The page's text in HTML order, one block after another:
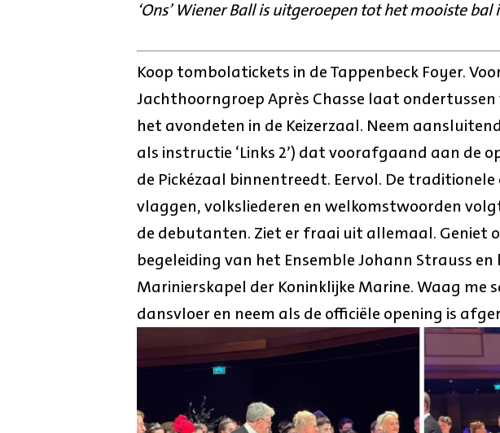
‘Ons’ Wiener Ball is uitgeroepen tot het mooiste
Koop tombolatickets in de Tappenbeck Foyer.
Jachthoorngroep Après Chasse laat ondertussen
het avondeten in de Keizerzaal. Neem
als instructie ‘Links 2’) dat voorafgaand aan de
de Pickézaal binnentreedt. Eervol. De
vlaggen, volksliederen en welkomstwoorden
de debutanten. Ziet er fraai uit allemaal. Geniet
begeleiding van het Ensemble Johann Strauss
Marinierskapel der Koninklijke Marine. Waag me
dansvloer en neem als de officiële opening is